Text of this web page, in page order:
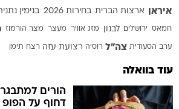
איראן ארצות הברית בחירות 2026 בנימין
חמאס ירושלים לבנון מזג אוויר מעצר מצר הורמוז
ערב הסעודית צה"ל רוסיה רצועת עזה רצח תימן
עוד בוואלה
הורים
דחוף על